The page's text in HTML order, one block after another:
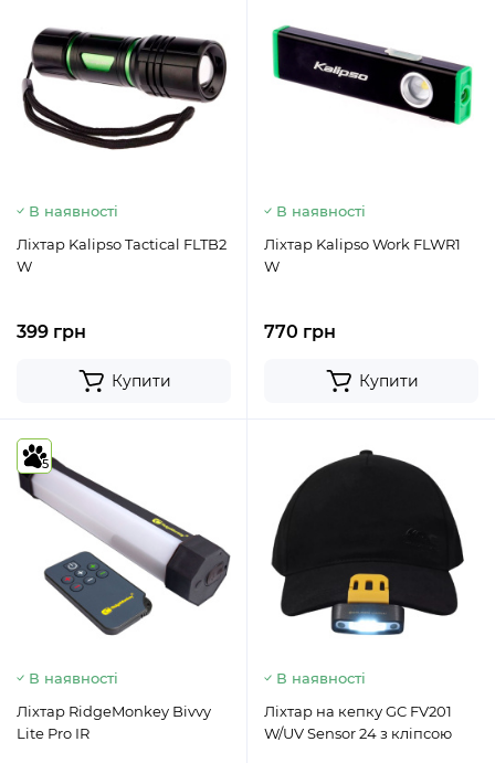
В наявності
Ліхтар Kalipso Tactical FLTB2
W
399 грн
Купити
В наявності
Ліхтар Kalipso Work FLWR1
W
770 грн
Купити
5
В наявності
Ліхтар RidgeMonkey Bivvy
Lite Pro IR
В наявності
Ліхтар на кепку GC FV201
W/UV Sensor 24 з кліпсою